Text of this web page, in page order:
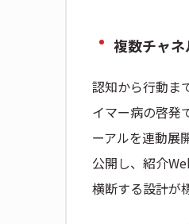
複数チャ
認知から行動ま
イマー病の啓発
ーアルを連動展
公開し、紹介
横断する設計が